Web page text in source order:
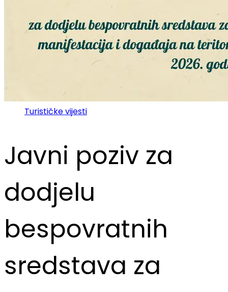
Turističke vijesti
Javni poziv za
dodjelu
bespovratnih
sredstava za